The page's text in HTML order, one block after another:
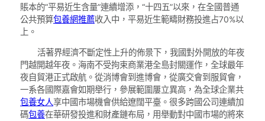
賬本的“平易近生含量”連續增添，“十四五”以來，在全國普通
公共預算包養網推薦收入中，平易近生範疇財務投進占70%以
上。
活著界經濟不斷定性上升的佈景下，我國對外開放的年夜
門越開越年夜。海南不受拘束商業港全島封關運作，全球最年
夜自貿港正式啟航。從消博會到進博會，從廣交會到服貿會，
一系各國際嘉會如期舉行，參展範圍屢立異高，為全球企業共
包養女人享中國市場機會供給遼闊平臺。很多跨國公司連續加
碼包養在華研發投進和財產鏈布局，用舉動對中國市場的將來